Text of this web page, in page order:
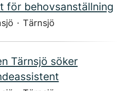
för behovsanställning
· Tärnsjö
Tärnsjö söker